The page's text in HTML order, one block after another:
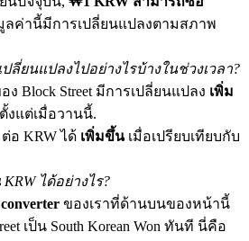
to Share 25000 USDT prize pool!
& Win
ลค่านี้มีการเปลี่ยนแปลงตามสภาพ
ปลี่ยนแปลงไปอย่างไรบ้างในช่วงเวลา?
ง Block Street มีการเปลี่ยนแปลง เพิ่ม
ตั้งแต่เมื่อวานนี้.
อ KRW ได้ เพิ่มขึ้นเมื่อเปรียบเทียบกับ
KRW ได้อย่างไร?
ของเราที่ด้านบนของหน้านี้
เป็น South Korean Won ทันที นี่คือ